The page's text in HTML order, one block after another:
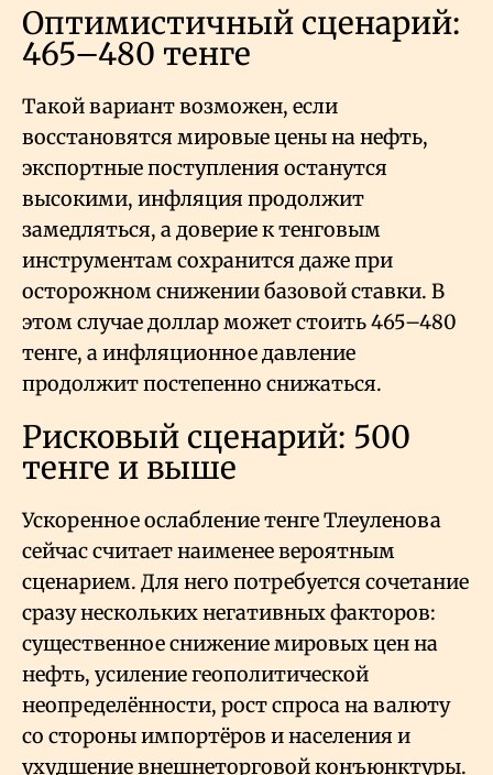
Оптимистичный сценарий:
465–480 тенге
Такой вариант возможен, если
восстановятся мировые цены на нефть,
экспортные поступления останутся
высокими, инфляция продолжит
замедляться, а доверие к тенговым
инструментам сохранится даже при
осторожном снижении базовой ставки. В
этом случае доллар может стоить 465–480
тенге, а инфляционное давление
продолжит постепенно снижаться.
Рисковый сценарий: 500
тенге и выше
Ускоренное ослабление тенге Тлеуленова
сейчас считает наименее вероятным
сценарием. Для него потребуется сочетание
сразу нескольких негативных факторов:
существенное снижение мировых цен на
нефть, усиление геополитической
неопределённости, рост спроса на валюту
со стороны импортёров и населения и
ухудшение внешнеторговой конъюнктуры.